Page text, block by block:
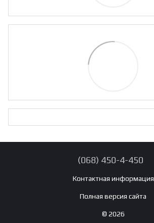
(068) 450-4-450
Контактная информация
Полная версия сайта
© 2026